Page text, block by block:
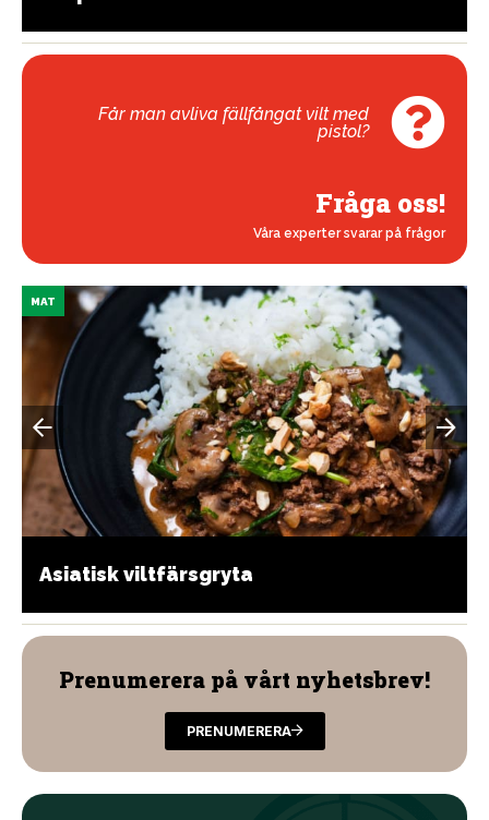
Får man avliva fällfångat vilt med
pistol?
Fråga oss!
Våra experter svarar på frågor
MAT
Asiatisk viltfärsgryta
Prenumerera på vårt nyhetsbrev!
PRENUMERERA